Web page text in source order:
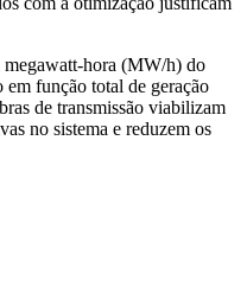
megawatt-hora (MW/h) do
em função total de geração
de transmissão viabilizam
no sistema e reduzem os